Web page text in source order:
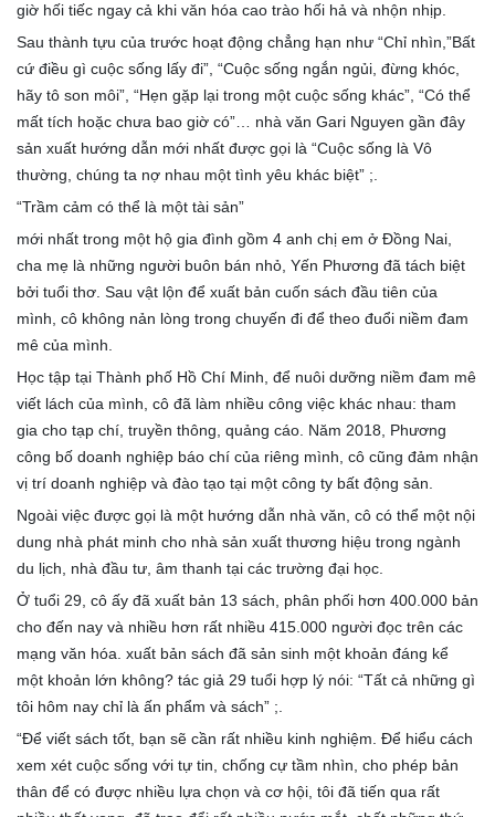
giờ hối tiếc ngay cả khi văn hóa cao trào hối hả và nhộn nhịp.
Sau thành tựu của trước hoạt động chẳng hạn như “Chỉ nhìn,”Bất
cứ điều gì cuộc sống lấy đi”, “Cuộc sống ngắn ngủi, đừng khóc,
hãy tô son môi”, “Hẹn gặp lại trong một cuộc sống khác”, “Có thể
mất tích hoặc chưa bao giờ có”… nhà văn Gari Nguyen gần đây
sản xuất hướng dẫn mới nhất được gọi là “Cuộc sống là Vô
thường, chúng ta nợ nhau một tình yêu khác biệt” ;.
“Trầm cảm có thể là một tài sản”
mới nhất trong một hộ gia đình gồm 4 anh chị em ở Đồng Nai,
cha mẹ là những người buôn bán nhỏ, Yến Phương đã tách biệt
bởi tuổi thơ. Sau vật lộn để xuất bản cuốn sách đầu tiên của
mình, cô không nản lòng trong chuyến đi để theo đuổi niềm đam
mê của mình.
Học tập tại Thành phố Hồ Chí Minh, để nuôi dưỡng niềm đam mê
viết lách của mình, cô đã làm nhiều công việc khác nhau: tham
gia cho tạp chí, truyền thông, quảng cáo. Năm 2018, Phương
công bố doanh nghiệp báo chí của riêng mình, cô cũng đảm nhận
vị trí doanh nghiệp và đào tạo tại một công ty bất động sản.
Ngoài việc được gọi là một hướng dẫn nhà văn, cô có thể một nội
dung nhà phát minh cho nhà sản xuất thương hiệu trong ngành
du lịch, nhà đầu tư, âm thanh tại các trường đại học.
Ở tuổi 29, cô ấy đã xuất bản 13 sách, phân phối hơn 400.000 bản
cho đến nay và nhiều hơn rất nhiều 415.000 người đọc trên các
mạng văn hóa. xuất bản sách đã sản sinh một khoản đáng kể
một khoản lớn không? tác giả 29 tuổi hợp lý nói: “Tất cả những gì
tôi hôm nay chỉ là ấn phẩm và sách” ;.
“Để viết sách tốt, bạn sẽ cần rất nhiều kinh nghiệm. Để hiểu cách
xem xét cuộc sống với tự tin, chống cự tầm nhìn, cho phép bản
thân để có được nhiều lựa chọn và cơ hội, tôi đã tiến qua rất